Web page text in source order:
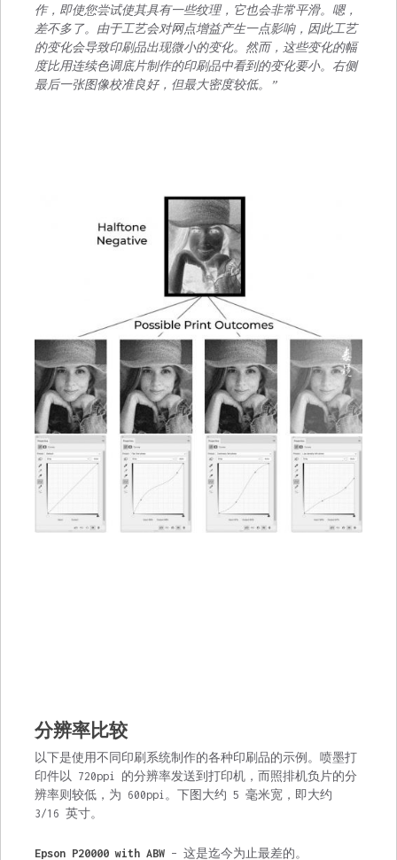
作，即使您尝试使其具有一些纹理，它也会非常平滑。嗯，
差不多了。由于工艺会对网点增益产生一点影响，因此工艺
的变化会导致印刷品出现微小的变​​化。然而，这些变化的幅
度比用连续色调底片制作的印刷品中看到的变化要小。右侧
最后一张图像校准良好，但最大密度较低。”
分辨率比较
以下是使用不同印刷系统制作的各种印刷品的示例。喷墨打
印件以 720ppi 的分辨率发送到打印机，而照排机负片的分
辨率则较低，为 600ppi。下图大约 5 毫米宽，即大约
3/16 英寸。
Epson P20000 with ABW– 这是迄今为止最差的。